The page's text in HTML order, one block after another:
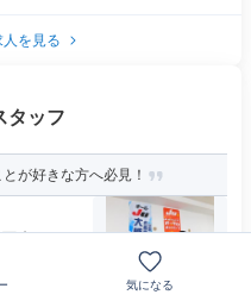
を見る
タッフ
が好きな方へ必見！
来町
中心に活躍中！／／ 「資格
気になる